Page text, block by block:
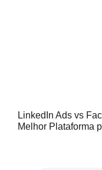
LinkedIn Ads vs
Melhor Plataforma